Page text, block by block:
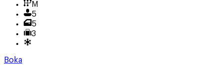
M
5
5
3
Boka